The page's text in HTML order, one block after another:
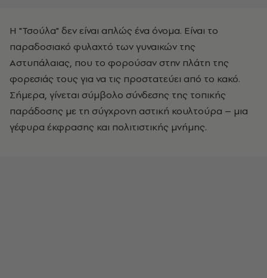
Η "Τσούλα" δεν είναι απλώς ένα όνομα. Είναι το
παραδοσιακό φυλαχτό των γυναικών της
Αστυπάλαιας, που το φορούσαν στην πλάτη της
φορεσιάς τους για να τις προστατεύει από το κακό.
Σήμερα, γίνεται σύμβολο σύνδεσης της τοπικής
παράδοσης με τη σύγχρονη αστική κουλτούρα – μια
γέφυρα έκφρασης και πολιτιστικής μνήμης.